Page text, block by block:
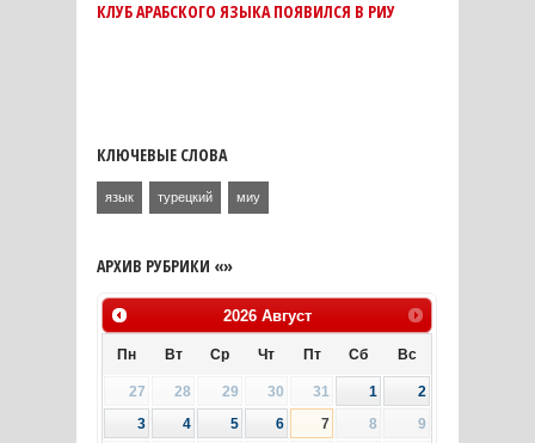
КЛУБ АРАБСКОГО ЯЗЫКА ПОЯВИЛСЯ В РИУ
КЛЮЧЕВЫЕ СЛОВА
язык турецкий миу
АРХИВ РУБРИКИ «»
2026 Август
Пн Вт Ср Чт Пт Сб Вс
27 28 29 30 31 1
2
3
4 5 6 7 8
9